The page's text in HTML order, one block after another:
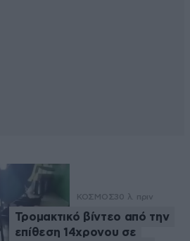
ΚΟΣΜΟΣ30 λ. πριν
Τρομακτικό βίντεο από την
επίθεση 14χρονου σε